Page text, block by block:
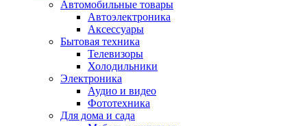
Автомобильные товары
Автоэлектроника
Аксессуары
Бытовая техника
Телевизоры
Холодильники
Электроника
Аудио и видео
Фототехника
Для дома и сада